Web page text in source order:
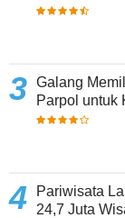
Galang
Parpol untuk
Pariwisata
24,7 Juta